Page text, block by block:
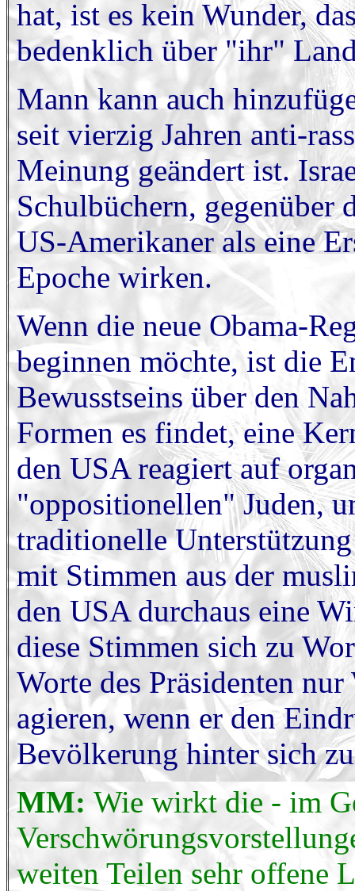
hat, ist es kein Wunder,
bedenklich über "ihr"
Mann kann auch
seit vierzig Jahren anti-
Meinung geändert ist.
Schulbüchern, gegenüber
US-Amerikaner als eine
Epoche wirken.
Wenn die neue Obama-
beginnen möchte, ist die
Bewusstseins über den
Formen es findet, eine
den USA reagiert auf
"oppositionellen" Juden,
traditionelle
mit Stimmen aus der
den USA durchaus eine
diese Stimmen sich zu
Worte des Präsidenten
agieren, wenn er den
Bevölkerung hinter sich
MM: Wie wirkt die - im
weiten Teilen sehr offene